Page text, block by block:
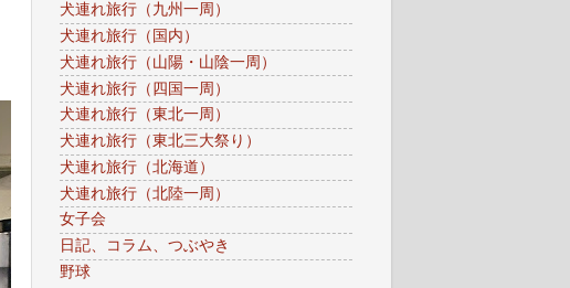
犬連れ旅行（九州一周）
犬連れ旅行（国内）
犬連れ旅行（山陽・山陰一周）
犬連れ旅行（四国一周）
犬連れ旅行（東北一周）
犬連れ旅行（東北三大祭り）
犬連れ旅行（北海道）
犬連れ旅行（北陸一周）
女子会
日記、コラム、つぶやき
野球